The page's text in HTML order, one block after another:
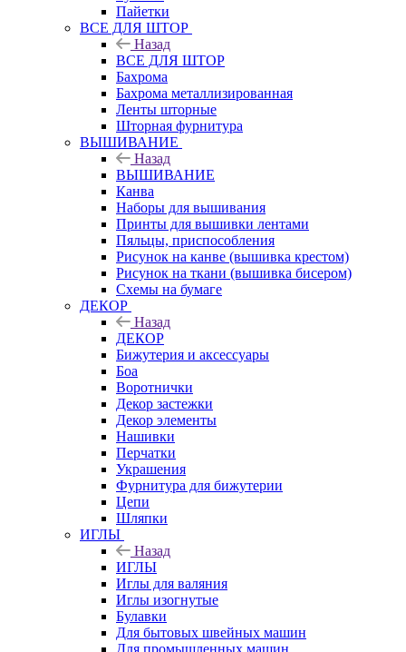
Пайетки
ВСЕ ДЛЯ ШТОР
Назад
ВСЕ ДЛЯ ШТОР
Бахрома
Бахрома металлизированная
Ленты шторные
Шторная фурнитура
ВЫШИВАНИЕ
Назад
ВЫШИВАНИЕ
Канва
Наборы для вышивания
Принты для вышивки лентами
Пяльцы, приспособления
Рисунок на канве (вышивка крестом)
Рисунок на ткани (вышивка бисером)
Схемы на бумаге
ДЕКОР
Назад
ДЕКОР
Бижутерия и аксессуары
Боа
Воротнички
Декор застежки
Декор элементы
Нашивки
Перчатки
Украшения
Фурнитура для бижутерии
Цепи
Шляпки
ИГЛЫ
Назад
ИГЛЫ
Иглы для валяния
Иглы изогнутые
Булавки
Для бытовых швейных машин
Для промышленных машин